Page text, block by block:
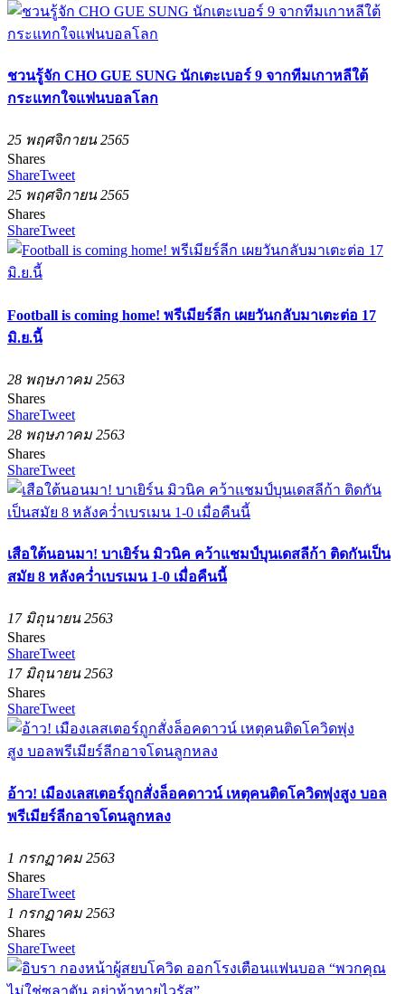
ชวนรู้จัก CHO GUE SUNG นักเตะเบอร์ 9 จากทีมเกาหลีใต้
กระแทกใจแฟนบอลโลก
25 พฤศจิกายน 2565
Shares
ShareTweet
25 พฤศจิกายน 2565
Shares
ShareTweet
Football is coming home! พรีเมียร์ลีก เผยวันกลับมาเตะต่อ 17
มิ.ย.นี้
28 พฤษภาคม 2563
Shares
ShareTweet
28 พฤษภาคม 2563
Shares
ShareTweet
เสือใต้นอนมา! บาเยิร์น มิวนิค คว้าแชมป์บุนเดสลีก้า ติดกันเป็น
สมัย 8 หลังคว่ำเบรเมน 1-0 เมื่อคืนนี้
17 มิถุนายน 2563
Shares
ShareTweet
17 มิถุนายน 2563
Shares
ShareTweet
อ้าว! เมืองเลสเตอร์ถูกสั่งล็อคดาวน์ เหตุคนติดโควิดพุ่งสูง บอล
พรีเมียร์ลีกอาจโดนลูกหลง
1 กรกฏาคม 2563
Shares
ShareTweet
1 กรกฏาคม 2563
Shares
ShareTweet